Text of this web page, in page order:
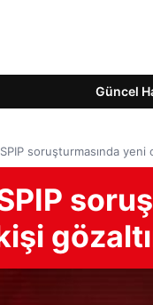
Güncel
soruşturmasında